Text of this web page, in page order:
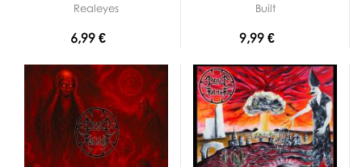
Realeyes
6,99 €
Built
9,99 €